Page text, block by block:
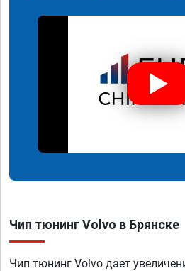
Чип тюнинг Volvo в Брянске
Чип тюнинг Volvo дает